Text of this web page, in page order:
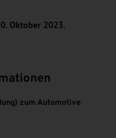
Oktober 2023.
zum Automotive